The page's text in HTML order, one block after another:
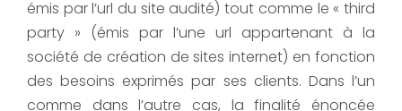
émis par l’url du site audité) tout comme le « third
party » (émis par l’une url appartenant à la
société de création de sites internet) en fonction
des besoins exprimés par ses clients. Dans l’un
comme dans l’autre cas, la finalité énoncée